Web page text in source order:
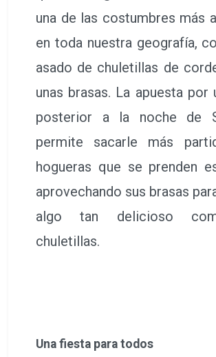
una de las costumbres más
en toda nuestra geografía,
asado de chuletillas de
unas brasas. La apuesta por
posterior a la noche de
permite sacarle más
hogueras que se prenden
aprovechando sus brasas
algo tan delicioso
chuletillas.
Una fiesta para todos